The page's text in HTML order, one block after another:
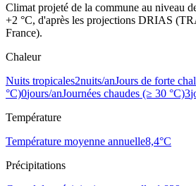
Climat projeté de la commune au niveau
+2 °C, d'après les projections DRIAS
France).
Chaleur
Nuits tropicales2nuits/anJours de forte
°C)0jours/anJournées chaudes (≥ 30 °C)3
Température
Température moyenne annuelle8,4°C
Précipitations